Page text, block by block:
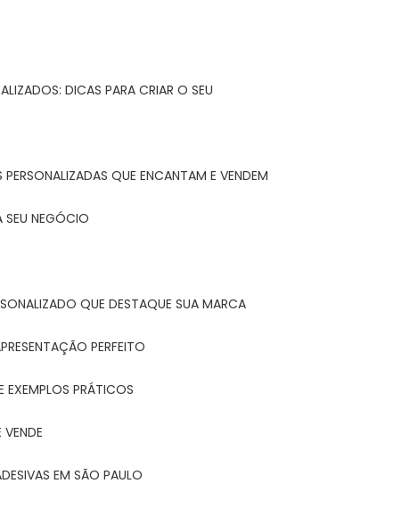
DICAS PARA CRIAR O SEU
PERSONALIZADAS QUE ENCANTAM E VENDEM
SEU NEGÓCIO
QUE DESTAQUE SUA MARCA
PERFEITO
EXEMPLOS PRÁTICOS
EM SÃO PAULO